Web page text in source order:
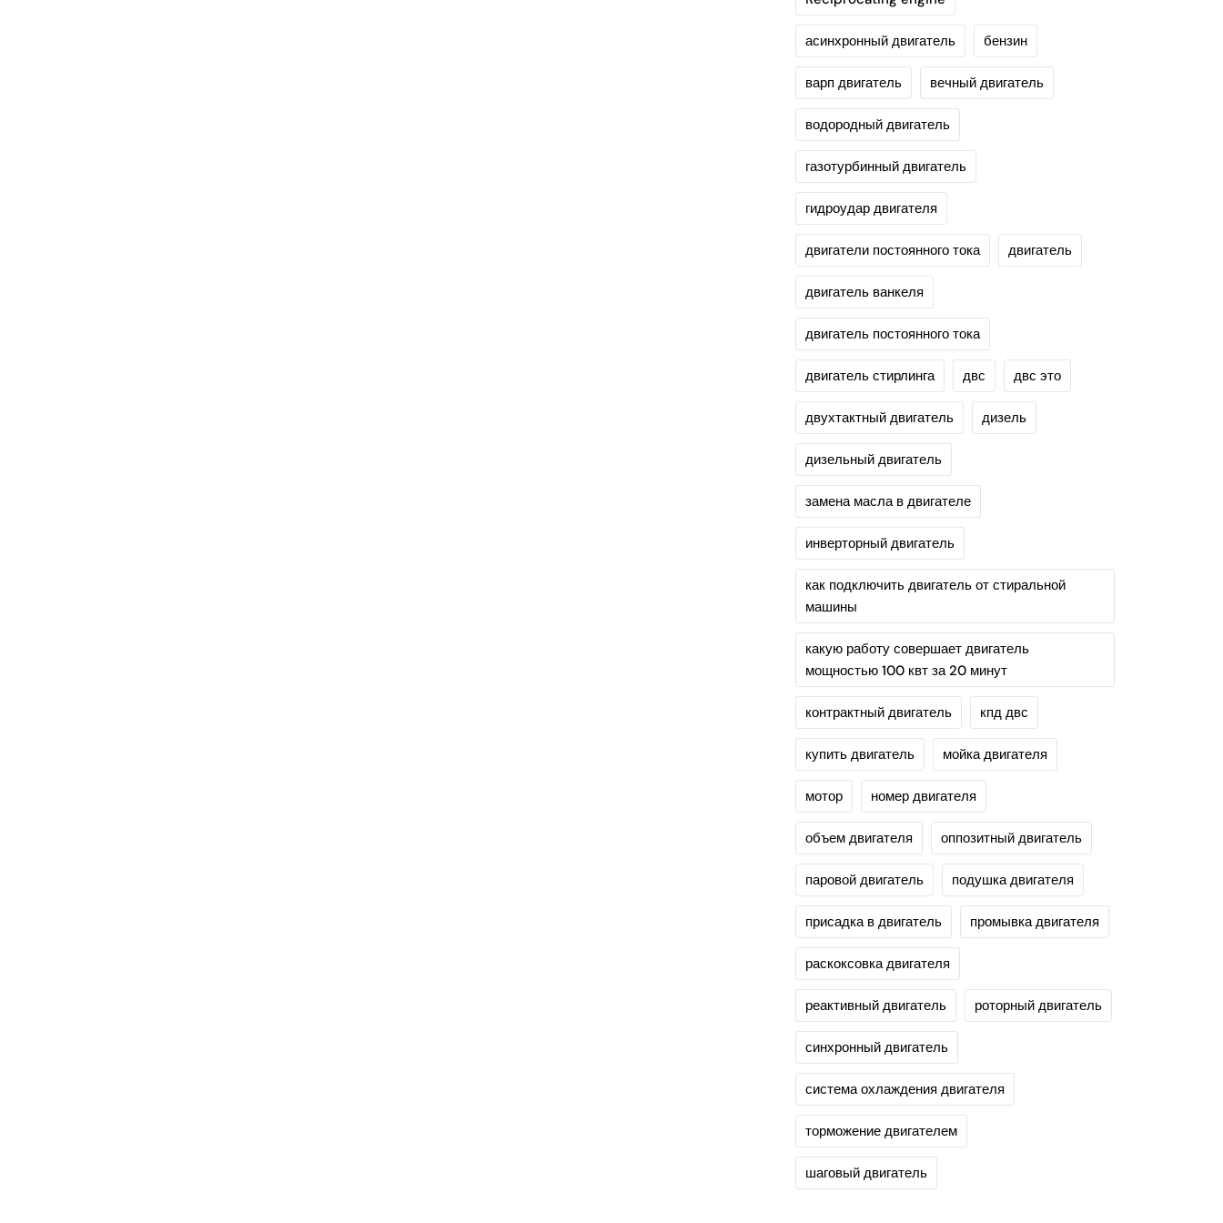
асинхронный двигатель бензин
варп двигатель вечный двигатель
водородный двигатель
газотурбинный двигатель
гидроудар двигателя
двигатели постоянного тока двигатель
двигатель ванкеля
двигатель постоянного тока
двигатель стирлинга двс двс это
двухтактный двигатель дизель
дизельный двигатель
замена масла в двигателе
инверторный двигатель
как подключить двигатель от стиральной
машины
какую работу совершает двигатель
мощностью 100 квт за 20 минут
контрактный двигатель кпд двс
купить двигатель мойка двигателя
мотор номер двигателя
объем двигателя оппозитный двигатель
паровой двигатель подушка двигателя
присадка в двигатель промывка двигателя
раскоксовка двигателя
реактивный двигатель роторный двигатель
синхронный двигатель
система охлаждения двигателя
торможение двигателем
шаговый двигатель